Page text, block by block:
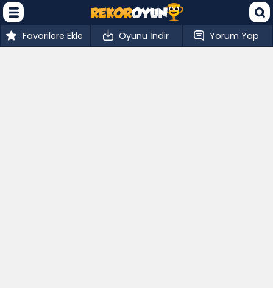
Favorilere Ekle Oyunu İndir Yorum Yap